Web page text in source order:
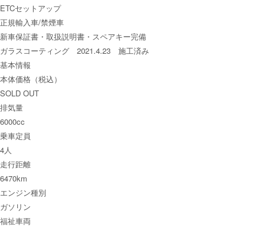
ETCセットアップ
正規輸入車/禁煙車
新車保証書・取扱説明書・スペアキー完備
ガラスコーティング 2021.4.23 施工済み
基本情報
本体価格（税込）
SOLD OUT
排気量
6000cc
乗車定員
4人
走行距離
6470km
エンジン種別
ガソリン
福祉車両